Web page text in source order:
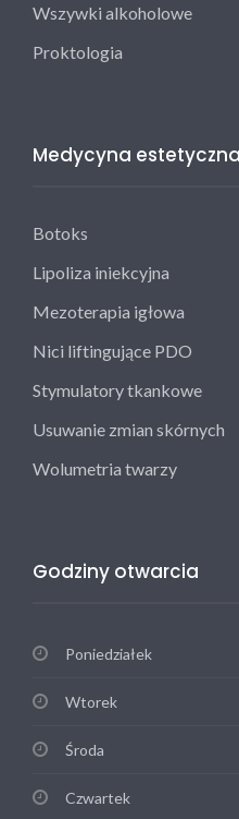
Wszywki alkoholowe
Proktologia
Medycyna
Botoks
Lipoliza iniekcyjna
Mezoterapia igłowa
Nici liftingujące PDO
Stymulatory tkankowe
Usuwanie zmian skórnych
Wolumetria twarzy
Godziny otwarcia
Poniedziałek
Wtorek
Środa
Czwartek